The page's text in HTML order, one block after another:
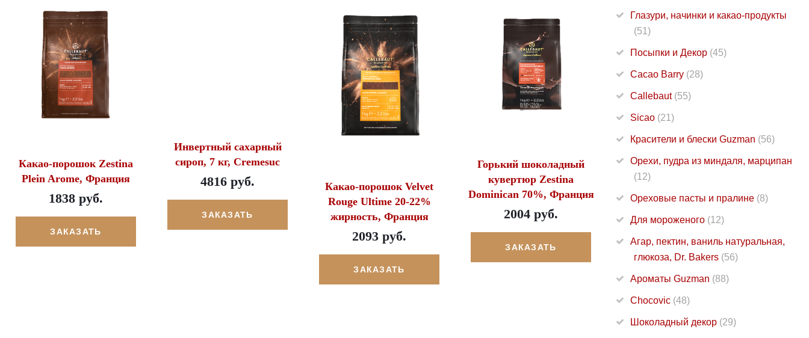
Какао-порошок Zestina
Plein Arome, Франция
1838 руб.
ЗАКАЗАТЬ
Инвертный сахарный
сироп, 7 кг, Cremesuc
4816 руб.
ЗАКАЗАТЬ
Какао-порошок Velvet
Rouge Ultime 20-22%
жирность, Франция
2093 руб.
ЗАКАЗАТЬ
Горький шоколадный
кувертюр Zestina
Dominican 70%, Франция
2004 руб.
ЗАКАЗАТЬ
Глазури, начинки и какао-продукты
(51)
Посыпки и Декор (45)
Cacao Barry (28)
Callebaut (55)
Sicao (21)
Красители и блески Guzman (56)
Орехи, пудра из миндаля, марципан
(12)
Ореховые пасты и пралине (8)
Для мороженого (12)
Агар, пектин, ваниль натуральная,
глюкоза, Dr. Bakers (56)
Ароматы Guzman (88)
Chocovic (48)
Шоколадный декор (29)